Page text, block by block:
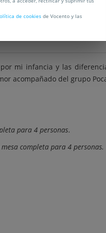
mi infancia y las
acompañado del grupo
para 4 personas.
mesa completa para 4 personas.
de cookies de Vocento y las